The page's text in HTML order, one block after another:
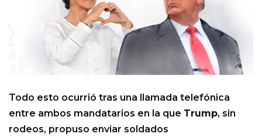
Todo esto ocurrió tras una llamada telefónica
entre ambos mandatarios en la que Trump, sin
rodeos, propuso enviar soldados